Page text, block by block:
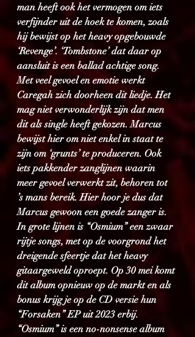
man heeft ook het vermogen om iets
verfijnder uit de hoek te komen, zoals
hij bewijst op het heavy opgebouwde
‘Revenge’. ‘Tombstone’ dat daar op
aansluit is een ballad achtige song.
Met veel gevoel en emotie werkt
Caregah zich doorheen dit liedje. Het
mag niet verwonderlijk zijn dat men
dit als single heeft gekozen. Marcus
bewijst hier om niet enkel in staat te
zijn om ‘grunts’ te produceren. Ook
iets pakkender zanglijnen waarin
meer gevoel verwerkt zit, behoren tot
’s mans bereik. Hier hoor je dus dat
Marcus gewoon een goede zanger is.
In grote lijnen is “Osmium” een zwaar
rijtje songs, met op de voorgrond het
dreigende sfeertje dat het heavy
gitaargeweld oproept. Op 30 mei komt
dit album opnieuw op de markt en als
bonus krijg je op de CD versie hun
“Forsaken” EP uit 2023 erbij.
“Osmium” is een no-nonsense album